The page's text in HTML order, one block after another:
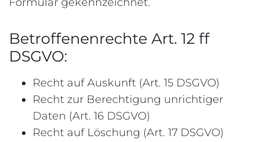
Betroffenenrechte Art. 12 ff
DSGVO:
Recht auf Auskunft (Art. 15 DSGVO)
Recht zur Berechtigung unrichtiger
Daten (Art. 16 DSGVO)
Recht auf Löschung (Art. 17 DSGVO)